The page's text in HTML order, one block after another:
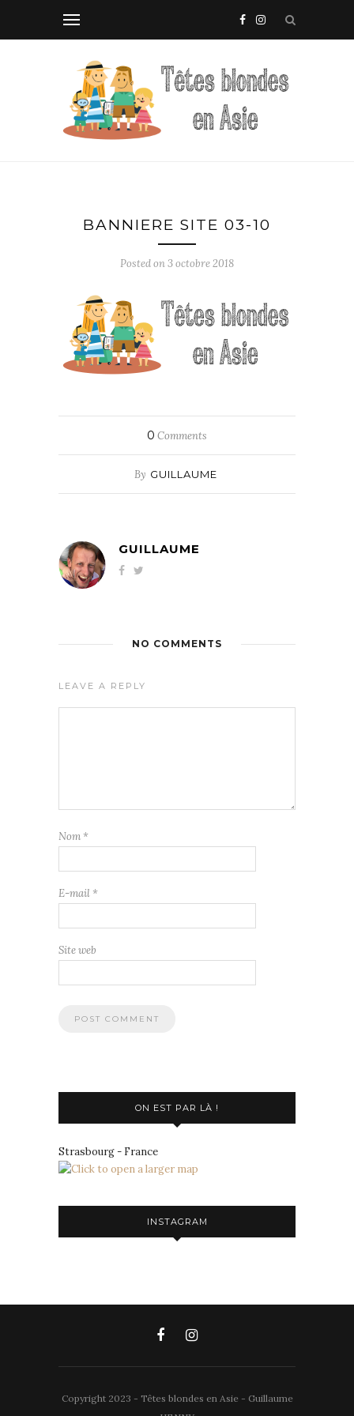
BANNIERE SITE 03-10
Posted on3 octobre 2018
0 Comments
By GUILLAUME
GUILLAUME
NO COMMENTS
LEAVE A REPLY
Nom *
E-mail *
Site web
ON EST PAR LÀ !
Strasbourg - France
INSTAGRAM
Copyright 2023 - Têtes blondes en Asie - Guillaume